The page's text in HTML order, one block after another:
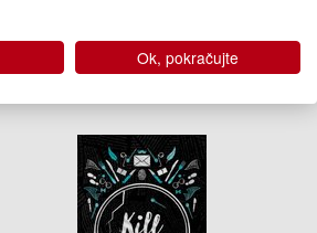
Dodanie do 21 dní
Ok, pokračujte